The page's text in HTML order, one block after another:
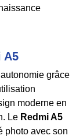
A5
grâce
moderne en
Le Redmi A5
photo avec son